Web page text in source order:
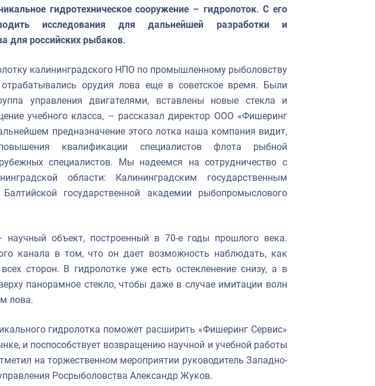
гидротехническое сооружение – гидролоток. С его
исследования для дальнейшей разработки и
для российских рыбаков.
калининградского НПО по промышленному рыболовству
орудия лова еще в советское время. Были
управления двигателями, вставлены новые стекла и
учебного класса, – рассказал директор ООО «Фишеринг
предназначение этого лотка наша компания видит,
квалификации специалистов флота рыбной
специалистов. Мы надеемся на сотрудничество с
области: Калининградским государственным
государственной академии рыбопромыслового
научный объект, построенный в 70-е годы прошлого века.
канала в том, что он дает возможность наблюдать, как
сторон. В гидролотке уже есть остекленение снизу, а в
панорамное стекло, чтобы даже в случае имитации волн
лова.
гидролотка поможет расширить «Фишеринг Сервис»
и поспособствует возвращению научной и учебной работы
на торжественном мероприятии руководитель Западно-
Росрыболовства Александр Жуков.